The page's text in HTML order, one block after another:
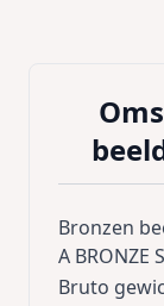
Bronzen
A BRONZE
Bruto